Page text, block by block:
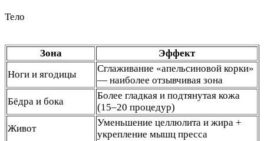
Тело
Зона
Эффект
Ноги и ягодицы
Сглаживание «апельсиновой корки»
— наиболее отзывчивая зона
Бёдра и бока
Более гладкая и подтянутая кожа
(15–20 процедур)
Живот
Уменьшение целлюлита и жира +
укрепление мышц пресса